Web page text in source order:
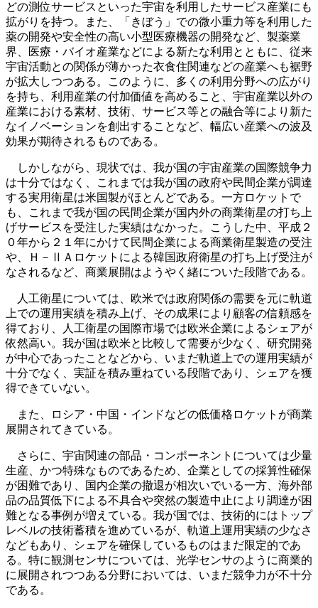
どの測位サービスといった宇宙を利用したサービス産業にも
拡がりを持つ。また、「きぼう」での微小重力等を利用した
薬の開発や安全性の高い小型医療機器の開発など、製薬業
界、医療・バイオ産業などによる新たな利用とともに、従来
宇宙活動との関係が薄かった衣食住関連などの産業へも裾野
が拡大しつつある。このように、多くの利用分野への広がり
を持ち、利用産業の付加価値を高めること、宇宙産業以外の
産業における素材、技術、サービス等との融合等により新た
なイノベーションを創出することなど、幅広い産業への波及
効果が期待されるものである。
しかしながら、現状では、我が国の宇宙産業の国際競争力
は十分ではなく、これまでは我が国の政府や民間企業が調達
する実用衛星は米国製がほとんどである。一方ロケットで
も、これまで我が国の民間企業が国内外の商業衛星の打ち上
げサービスを受注した実績はなかった。こうした中、平成２
０年から２１年にかけて民間企業による商業衛星製造の受注
や、Ｈ－ⅡＡロケットによる韓国政府衛星の打ち上げ受注が
なされるなど、商業展開はようやく緒についた段階である。
人工衛星については、欧米では政府関係の需要を元に軌道
上での運用実績を積み上げ、その成果により顧客の信頼感を
得ており、人工衛星の国際市場では欧米企業によるシェアが
依然高い。我が国は欧米と比較して需要が少なく、研究開発
が中心であったことなどから、いまだ軌道上での運用実績が
十分でなく、実証を積み重ねている段階であり、シェアを獲
得できていない。
また、ロシア・中国・インドなどの低価格ロケットが商業
展開されてきている。
さらに、宇宙関連の部品・コンポーネントについては少量
生産、かつ特殊なものであるため、企業としての採算性確保
が困難であり、国内企業の撤退が相次いでいる一方、海外部
品の品質低下による不具合や突然の製造中止により調達が困
難となる事例が増えている。我が国では、技術的にはトップ
レベルの技術蓄積を進めているが、軌道上運用実績の少なさ
などもあり、シェアを確保しているものはまだ限定的であ
る。特に観測センサについては、光学センサのように商業的
に展開されつつある分野においては、いまだ競争力が不十分
である。